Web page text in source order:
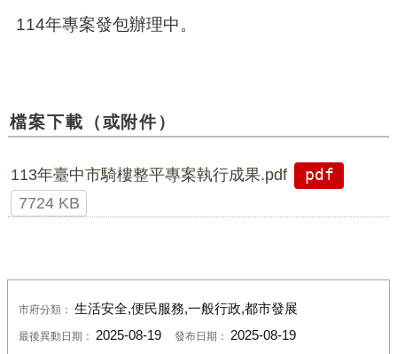
114年專案發包辦理中。
檔案下載（或附件）
113年臺中市騎樓整平專案執行成果.pdf
pdf
7724 KB
市府分類： 生活安全,便民服務,一般行政,都市發展
最後異動日期： 2025-08-19 發布日期： 2025-08-19